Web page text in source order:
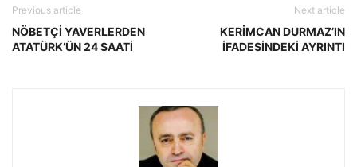
Previous article
NÖBETÇİ YAVERLERDEN
ATATÜRK’ÜN 24 SAATİ
Next article
KERİMCAN DURMAZ’IN
İFADESİNDEKİ AYRINTI